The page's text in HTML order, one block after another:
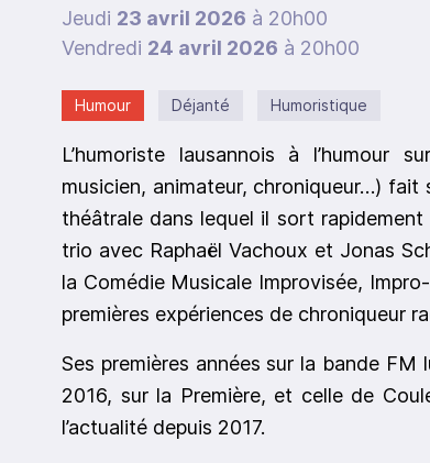
Jeudi 23 avril 2026 à 20h00
Vendredi 24 avril 2026 à 20h00
Humour Déjanté Humoristique
L’humoriste lausannois à l’humour
musicien, animateur, chroniqueur…) fait
théâtrale dans lequel il sort
trio avec Raphaël Vachoux et Jonas
la Comédie Musicale Improvisée,
premières expériences de chroniqueur
Ses premières années sur la bande FM
2016, sur la Première, et celle de
l’actualité depuis 2017.